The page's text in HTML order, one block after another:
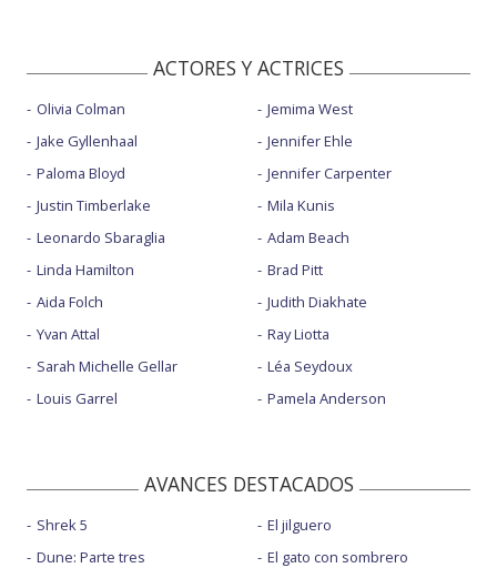
ACTORES Y ACTRICES
Olivia Colman
Jake Gyllenhaal
Paloma Bloyd
Justin Timberlake
Leonardo Sbaraglia
Linda Hamilton
Aida Folch
Yvan Attal
Sarah Michelle Gellar
Louis Garrel
Jemima West
Jennifer Ehle
Jennifer Carpenter
Mila Kunis
Adam Beach
Brad Pitt
Judith Diakhate
Ray Liotta
Léa Seydoux
Pamela Anderson
AVANCES DESTACADOS
Shrek 5
Dune: Parte tres
El jilguero
El gato con sombrero